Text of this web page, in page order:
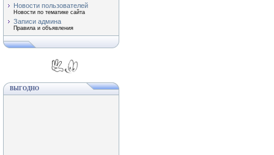
Новости пользователей
Новости по тематике сайта
Записи админа
Правила и объявления
ВЫГОДНО